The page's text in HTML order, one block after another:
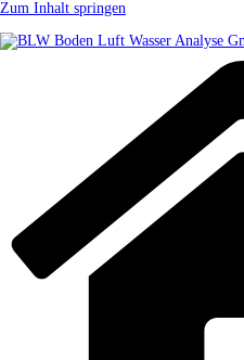
Zum Inhalt springen